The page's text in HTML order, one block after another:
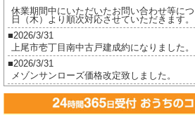
休業期間中にいただいたお問い合わせ等に
日（木）より順次対応させていただきます。
2026/3/31
上尾市壱丁目南中古戸建成約になりました。
2026/3/31
メゾンサンローズ価格改定致しました。
2026/3/16
ジオ茅ヶ崎フレシアご成約になりました。